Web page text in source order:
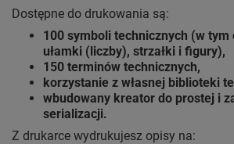
Dostępne do drukowania są:
100 symboli technicznych (w tym
ułamki (liczby), strzałki i figury),
150 terminów technicznych,
korzystanie z własnej biblioteki
wbudowany kreator do prostej i
serializacji.
Z drukarce wydrukujesz opisy na: